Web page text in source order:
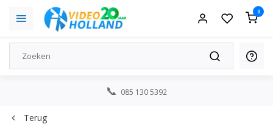
0
085 130 5392
Terug